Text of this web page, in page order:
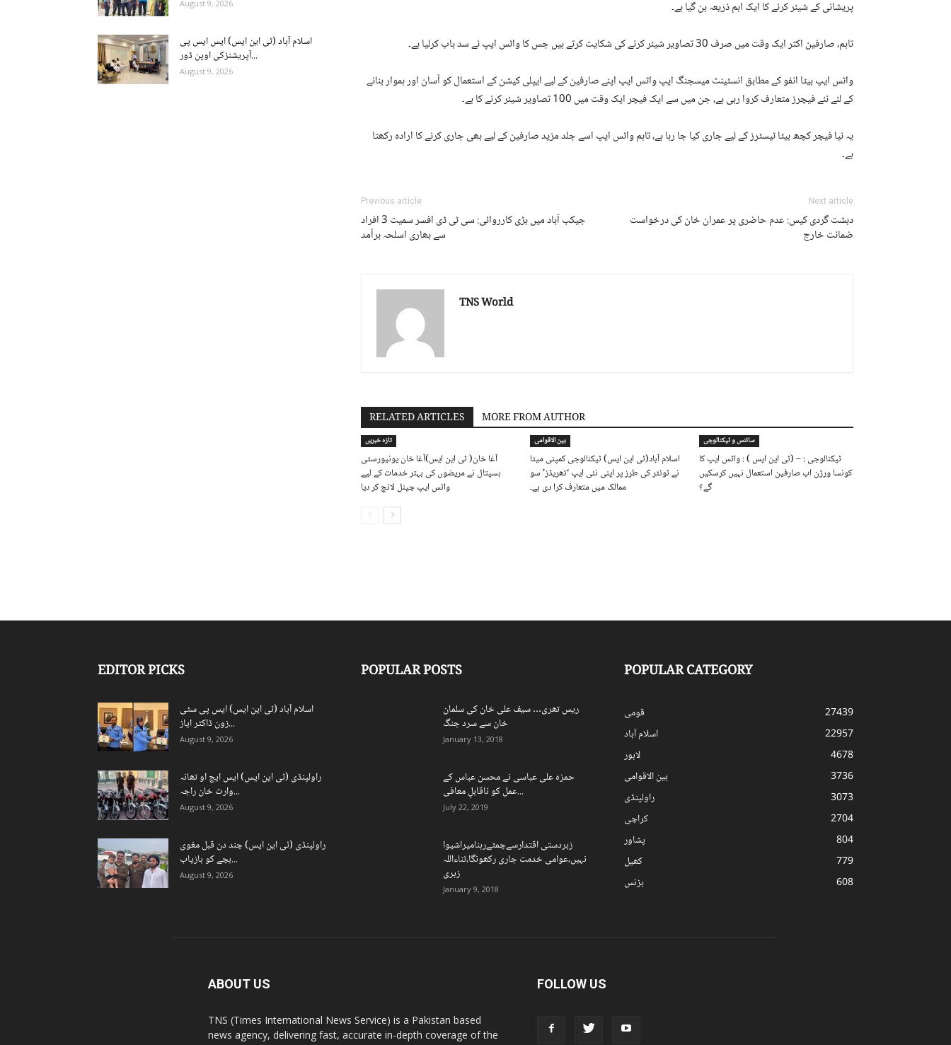
پریشانی کے شیئر کرنے کا ایک اہم ذریعہ بن گیا ہے۔
تاہم، صارفین اکثر ایک وقت میں صرف 30 تصاویر شیئر کرنے کی شکایت کرتے ہیں جس کا واٹس ایپ نے سد باب کرلیا ہے۔
واٹس ایپ بیٹا انفو کے مطابق انسٹینٹ میسجنگ ایپ واٹس ایپ اپنے صارفین کے لیے ایپلی کیشن کے استعمال کو آسان اور ہموار بنانے
کے لئے نئے فیچرز متعارف کروا رہی ہے، جن میں سے ایک فیچر ایک وقت میں 100 تصاویر شیئر کرنے کا ہے۔
یہ نیا فیچر کچھ بیٹا ٹیسٹرز کے لیے جاری کیا جا رہا ہے، تاہم واٹس ایپ اسے جلد مزید صارفین کے لیے بھی جاری کرنے کا ارادہ رکھتا
ہے۔
Previous article
جیکب آباد میں بڑی کارروائی: سی ٹی ڈی افسر سمیت 3 افراد
سے بھاری اسلحہ برآمد
Next article
دہشت گردی کیس: عدم حاضری پر عمران خان کی درخواست
ضمانت خارج
TNS World
RELATED ARTICLES MORE FROM AUTHOR
تازہ خبریں
آغا خان( ٹی این ایس)آغا خان یونیورسٹی
ہسپتال نے مریضوں کی بہتر خدمات کے لیے
واٹس ایپ چینل لانچ کر دیا
بین الاقوامی
اسلام آباد(ٹی این ایس) ٹیکنالوجی کمپنی میٹا
نے ٹوئٹر کی طرز پر اپنی نئی ایپ ‘تھریڈز’ سو
ممالک میں متعارف کرا دی ہے۔
سائنس و ٹیکنالوجی
ٹیکنالوجی : – (ٹی این ایس ) : واٹس ایپ کا
کونسا ورژن اب صارفین استعمال نہیں کرسکیں
گے؟
August 9, 2026
اسلام آباد (ٹی این ایس) ایس ایس پی
آپریشنزکی اوپن ڈور...
August 9, 2026
EDITOR PICKS
اسلام آباد (ٹی این ایس) ایس پی سٹی
زون ڈاکٹر ایاز...
August 9, 2026
راولپنڈی (ٹی این ایس) ایس ایچ او تھانہ
وارث خان راجہ...
August 9, 2026
راولپنڈی (ٹی این ایس) چند دن قبل مغوی
بچے کو بازیاب...
August 9, 2026
POPULAR POSTS
ریس تھری… سیف علی خان کی سلمان
خان سے سرد جنگ
January 13, 2018
حمزہ علی عباسی نے محسن عباس کے
عمل کو ناقابلِ معافی...
July 22, 2019
زبردستی اقتدارسےچمٹےرہنامیراشیوا
نہیں،عوامی خدمت جاری رکھونگا،ثناءاللہ
زہری
January 9, 2018
POPULAR CATEGORY
قومی
27439
اسلام آباد
22957
لاہور
4678
بین الاقوامی
3736
راولپنڈی
3073
کراچی
2704
پشاور
804
کھیل
779
بزنس
608
ABOUT US
TNS (Times International News Service) is a Pakistan based
news agency, delivering fast, accurate in-depth coverage of the
FOLLOW US